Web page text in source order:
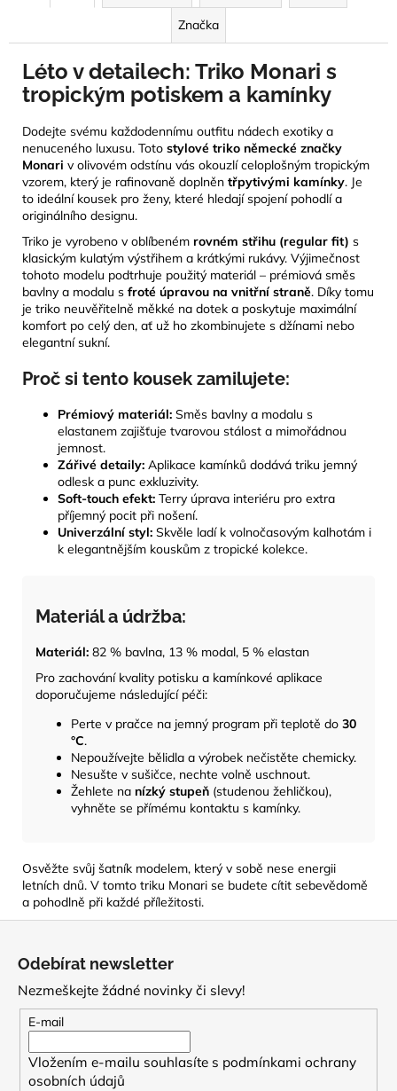
Značka
Léto v detailech: Triko Monari s
tropickým potiskem a kamínky
Dodejte svému každodennímu outfitu nádech exotiky a
nenuceného luxusu. Toto stylové triko německé značky
Monari v olivovém odstínu vás okouzlí celoplošným tropickým
vzorem, který je rafinovaně doplněn třpytivými kamínky. Je
to ideální kousek pro ženy, které hledají spojení pohodlí a
originálního designu.
Triko je vyrobeno v oblíbeném rovném střihu (regular fit) s
klasickým kulatým výstřihem a krátkými rukávy. Výjimečnost
tohoto modelu podtrhuje použitý materiál – prémiová směs
bavlny a modalu s froté úpravou na vnitřní straně. Díky tomu
je triko neuvěřitelně měkké na dotek a poskytuje maximální
komfort po celý den, ať už ho zkombinujete s džínami nebo
elegantní sukní.
Proč si tento kousek zamilujete:
Prémiový materiál: Směs bavlny a modalu s
elastanem zajišťuje tvarovou stálost a mimořádnou
jemnost.
Zářivé detaily: Aplikace kamínků dodává triku jemný
odlesk a punc exkluzivity.
Soft-touch efekt: Terry úprava interiéru pro extra
příjemný pocit při nošení.
Univerzální styl: Skvěle ladí k volnočasovým kalhotám i
k elegantnějším kouskům z tropické kolekce.
Materiál a údržba:
Materiál: 82 % bavlna, 13 % modal, 5 % elastan
Pro zachování kvality potisku a kamínkové aplikace
doporučujeme následující péči:
Perte v pračce na jemný program při teplotě do 30
°C.
Nepoužívejte bělidla a výrobek nečistěte chemicky.
Nesušte v sušičce, nechte volně uschnout.
Žehlete na nízký stupeň (studenou žehličkou),
vyhněte se přímému kontaktu s kamínky.
Osvěžte svůj šatník modelem, který v sobě nese energii
letních dnů. V tomto triku Monari se budete cítit sebevědomě
a pohodlně při každé příležitosti.
Odebírat newsletter
Nezmeškejte žádné novinky či slevy!
E-mail
Vložením e-mailu souhlasíte s podmínkami ochrany
osobních údajů